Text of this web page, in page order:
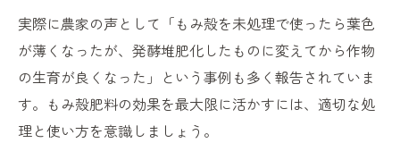
適切なもみ殻肥料の投入量と調整方法
もみ殻を土に混ぜるときの注意点
もみ殻堆肥の投入時期を見極めるコツ
もみ殻肥料で土壌改良する際の量の目安
実際に農家の声として「もみ殻を未処理で使ったら葉色
が薄くなったが、発酵堆肥化したものに変えてから作物
の生育が良くなった」という事例も多く報告されていま
す。もみ殻肥料の効果を最大限に活かすには、適切な処
理と使い方を意識しましょう。